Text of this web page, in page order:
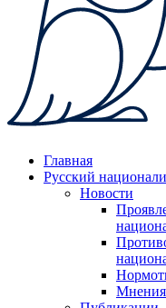
Главная
Русский
Новости
Мнения